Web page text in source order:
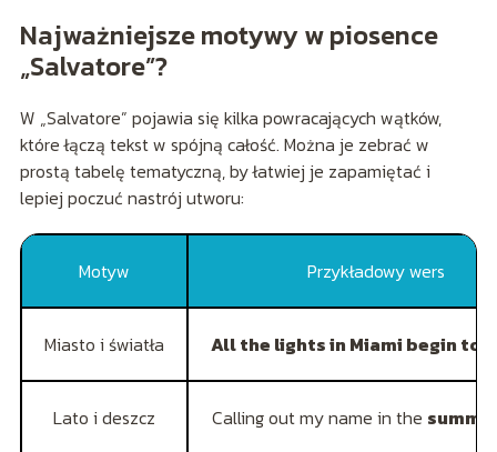
Najważniejsze motywy w piosence
„Salvatore”?
W „Salvatore” pojawia się kilka powracających wątków,
które łączą tekst w spójną całość. Można je zebrać w
prostą tabelę tematyczną, by łatwiej je zapamiętać i
lepiej poczuć nastrój utworu:
Motyw Przykładowy wers
Miasto i światła All the lights in Miami begin to
Lato i deszcz Calling out my name in the